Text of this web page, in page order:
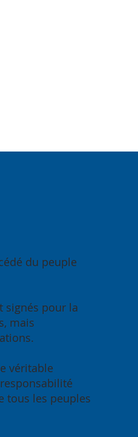
du peuple
signés pour la
mais
véritable
tous les peuples